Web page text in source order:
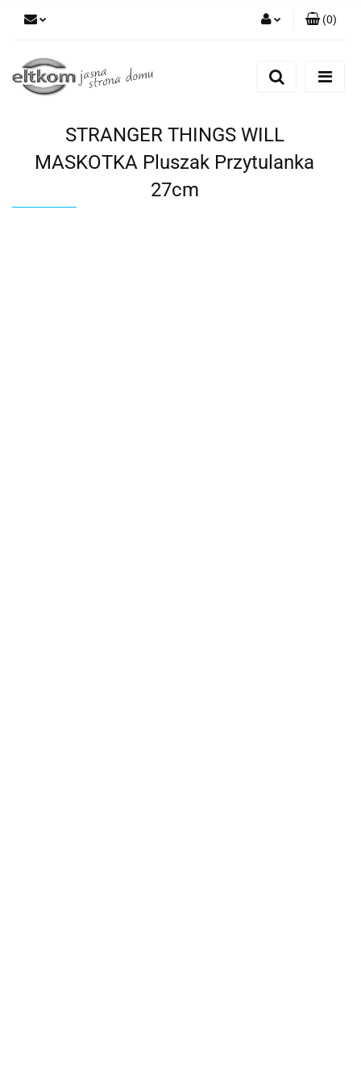
Zarejestruj się
(0)
STRANGER THINGS WILL
MASKOTKA Pluszak Przytulanka
27cm